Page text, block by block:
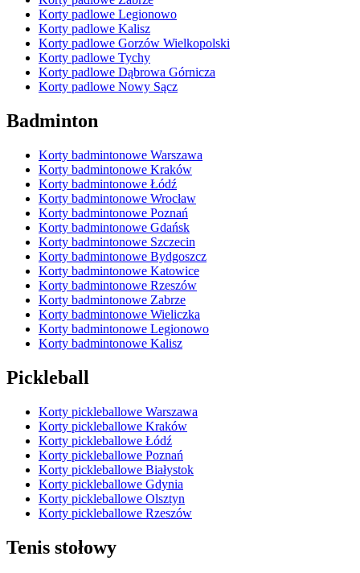
Korty padlowe Legionowo
Korty padlowe Kalisz
Korty padlowe Gorzów Wielkopolski
Korty padlowe Tychy
Korty padlowe Dąbrowa Górnicza
Korty padlowe Nowy Sącz
Badminton
Korty badmintonowe Warszawa
Korty badmintonowe Kraków
Korty badmintonowe Łódź
Korty badmintonowe Wrocław
Korty badmintonowe Poznań
Korty badmintonowe Gdańsk
Korty badmintonowe Szczecin
Korty badmintonowe Bydgoszcz
Korty badmintonowe Katowice
Korty badmintonowe Rzeszów
Korty badmintonowe Zabrze
Korty badmintonowe Wieliczka
Korty badmintonowe Legionowo
Korty badmintonowe Kalisz
Pickleball
Korty pickleballowe Warszawa
Korty pickleballowe Kraków
Korty pickleballowe Łódź
Korty pickleballowe Poznań
Korty pickleballowe Białystok
Korty pickleballowe Gdynia
Korty pickleballowe Olsztyn
Korty pickleballowe Rzeszów
Tenis stołowy